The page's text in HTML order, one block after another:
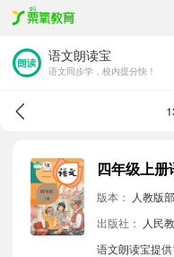
语文朗读宝
语文同步学，校内提分快！
版本： 人教版
出版社：
人民
语文朗读宝提